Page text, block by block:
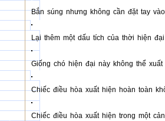
Bắn súng nhưng không cần đặt tay
Lại thêm một dấu tích của thời hiện
Giống chó hiện đại này không thể
Chiếc điều hòa xuất hiện hoàn toàn
Chiếc điều hòa xuất hiện trong một